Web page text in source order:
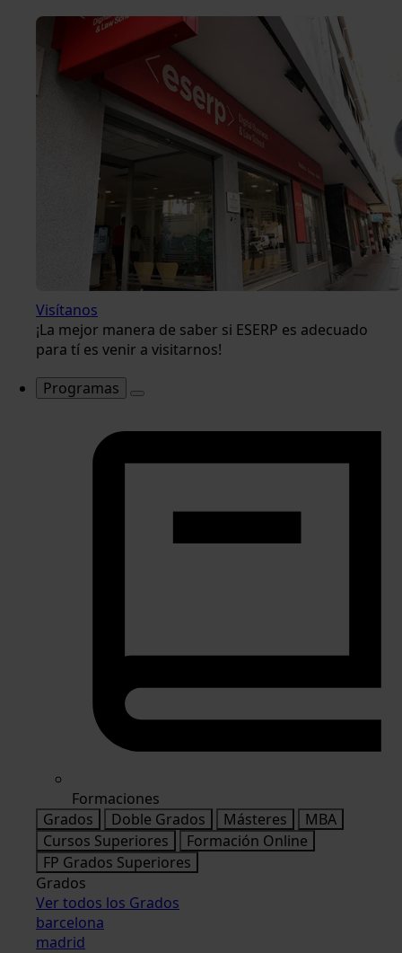
Visítanos
¡La mejor manera de saber si ESERP es adecuado
para tí es venir a visitarnos!
Programas
Formaciones
Grados
Doble Grados Másteres
MBA
Cursos Superiores
Formación Online
FP Grados Superiores
Grados
Ver todos los Grados
barcelona
madrid